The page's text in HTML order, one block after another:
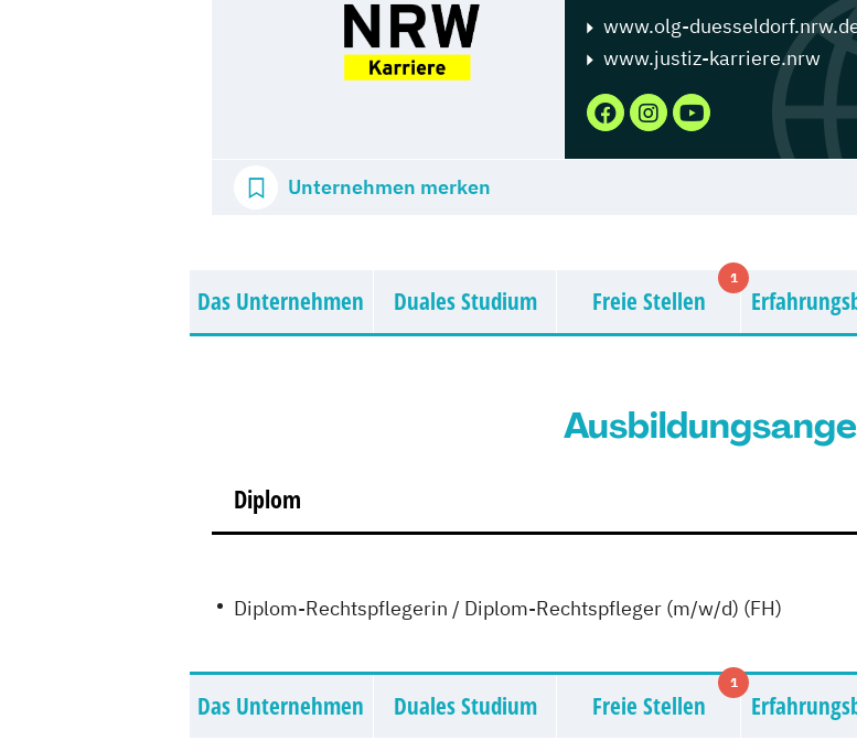
www.olg-
www.justiz-karriere.nrw
Unternehmen merken
Das Unternehmen Duales Studium
1
Freie Stellen
Diplom
Diplom-Rechtspflegerin / Diplom-Rechtspfleger (m/w/d) (FH)
Das Unternehmen Duales Studium
1
Freie Stellen